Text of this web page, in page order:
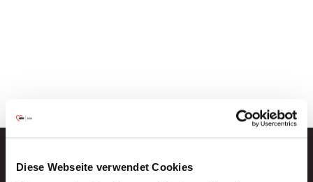
Diese Webseite verwendet Cookies